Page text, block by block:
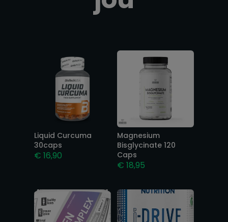
Liquid Curcuma
30caps
€ 16,90
Magnesium
Bisglycinate 120
Caps
€ 18,95